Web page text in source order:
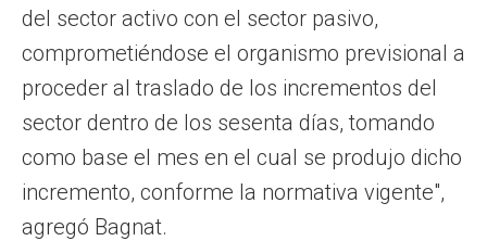
del sector activo con el sector pasivo,
comprometiéndose el organismo previsional a
proceder al traslado de los incrementos del
sector dentro de los sesenta días, tomando
como base el mes en el cual se produjo dicho
incremento, conforme la normativa vigente",
agregó Bagnat.